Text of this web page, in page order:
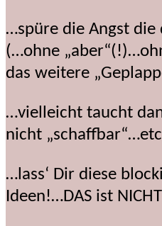
…spüre die Angst die
(…ohne
das weitere
…vielleicht taucht
nicht
…lass‘ Dir diese
Ideen!…DAS ist